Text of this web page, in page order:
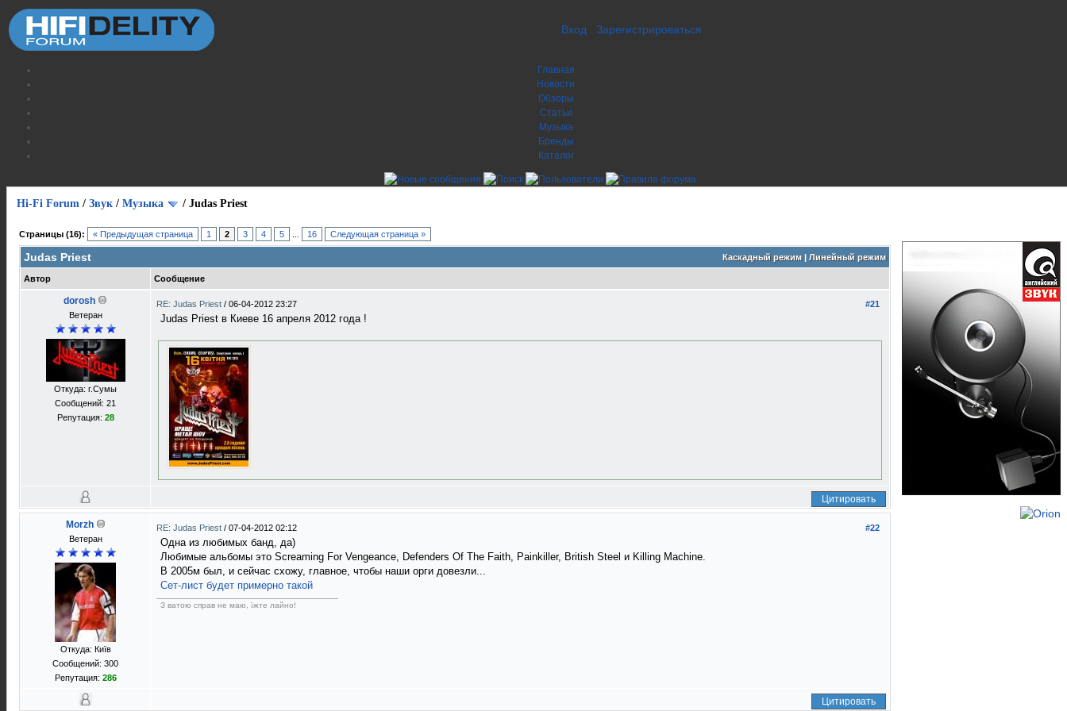
Вход Зарегистрироваться
Главная
Новости
Обзоры
Статьи
Музыка
Бренды
Каталог
Hi-Fi Forum / Звук / Музыка / Judas Priest
Страницы (16): « Предыдущая страница 1 2 3 4 5 16 Следующая страница »
Каскадный режим| Линейный режим
Judas Priest
Автор Сообщение
dorosh
Ветеран
Откуда: г.Сумы
Сообщений: 21
Репутация: 28
#21
RE: Judas Priest / 06-04-2012 23:27
Judas Priest в Киеве 16 апреля 2012 года !
Цитировать
Morzh
Ветеран
Откуда: Київ
Сообщений: 300
Репутация: 286
#22
RE: Judas Priest / 07-04-2012 02:12
Одна из любимых банд, да)
Любимые альбомы это Screaming For Vengeance, Defenders Of The Faith, Painkiller, British Steel и Killing Machine.
В 2005м был, и сейчас схожу, главное, чтобы наши орги довезли...
Сет-лист будет примерно такой
З ватою справ не маю, їжте лайно!
Цитировать